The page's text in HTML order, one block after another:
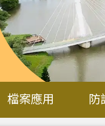
檔案應用 防